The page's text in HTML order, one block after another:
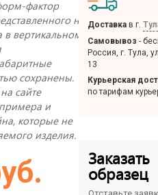
фактор
на
вертикальном
сохранены.
сайте
и
которые не
изделия.
Доставка в г.
Самовывоз -
Россия, г. Тула,
13
Курьерская
по тарифам
Заказать
образец